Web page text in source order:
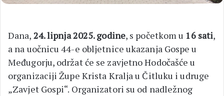
Dana, 24. lipnja 2025. godine, s početkom u 16 sati,
a na uočnicu 44-e obljetnice ukazanja Gospe u
Međugorju, održat će se zavjetno Hodočašće u
organizaciji Župe Krista Kralja u Čitluku i udruge
„Zavjet Gospi“. Organizatori su od nadležnog